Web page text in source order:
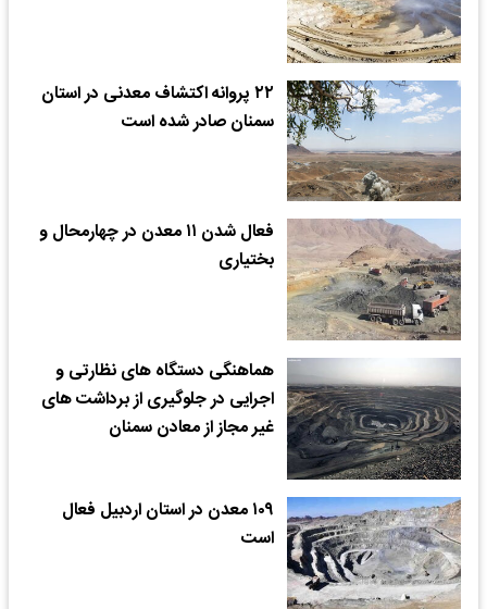
۲۲ پروانه اکتشاف معدنی در استان
سمنان صادر شده است
فعال شدن ۱۱ معدن در چهارمحال و
بختیاری
هماهنگی دستگاه های نظارتی و
اجرایی در جلوگیری از برداشت های
غیر مجاز از معادن سمنان
۱۰۹ معدن در استان اردبیل فعال
است